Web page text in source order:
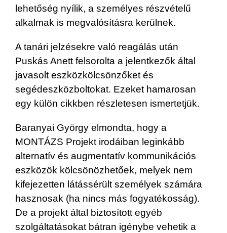
lehetőség nyílik, a személyes részvételű
alkalmak is megvalósításra kerülnek.
A tanári jelzésekre való reagálás után
Puskás Anett felsorolta a jelentkezők által
javasolt eszközkölcsönzőket és
segédeszközboltokat. Ezeket hamarosan
egy külön cikkben részletesen ismertetjük.
Baranyai György elmondta, hogy a
MONTÁZS Projekt irodáiban leginkább
alternatív és augmentatív kommunikációs
eszközök kölcsönözhetőek, melyek nem
kifejezetten látássérült személyek számára
hasznosak (ha nincs más fogyatékosság).
De a projekt által biztosított egyéb
szolgáltatásokat bátran igénybe vehetik a